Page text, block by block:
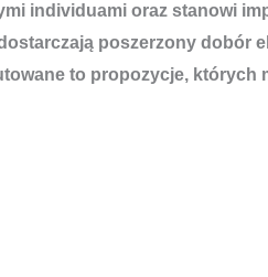
individuami oraz stanowi
poszerzony dobór
to propozycje, których